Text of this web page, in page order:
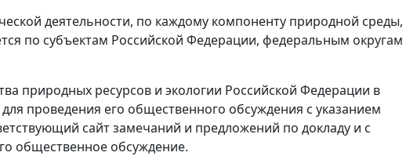
деятельности, по каждому компоненту природной среды,
по субъектам Российской Федерации, федеральным округам
природных ресурсов и экологии Российской Федерации в
проведения его общественного обсуждения с указанием
сайт замечаний и предложений по докладу и с
общественное обсуждение.